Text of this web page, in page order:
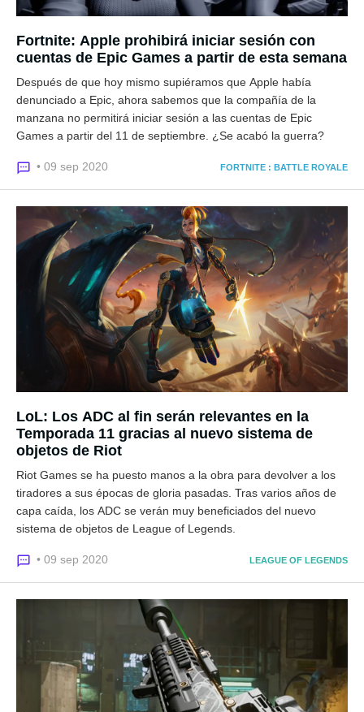
Fortnite: Apple prohibirá iniciar sesión con
cuentas de Epic Games a partir de esta semana
Después de que hoy mismo supiéramos que Apple había
denunciado a Epic, ahora sabemos que la compañía de la
manzana no permitirá iniciar sesión a las cuentas de Epic
Games a partir del 11 de septiembre. ¿Se acabó la guerra?
• 09 sep 2020 FORTNITE : BATTLE ROYALE
LoL: Los ADC al fin serán relevantes en la
Temporada 11 gracias al nuevo sistema de
objetos de Riot
Riot Games se ha puesto manos a la obra para devolver a los
tiradores a sus épocas de gloria pasadas. Tras varios años de
capa caída, los ADC se verán muy beneficiados del nuevo
sistema de objetos de League of Legends.
• 09 sep 2020 LEAGUE OF LEGENDS